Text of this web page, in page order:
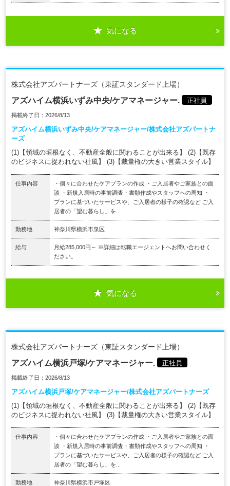
気になる
株式会社アズパートナーズ（東証スタンダード上場）
アズハイム横浜いずみ中央/ケアマネージャー. 正社員
掲載終了日：2026/8/13
アズハイム横浜いずみ中央/ケアマネージャー/株式会社アズパートナ
ーズ
(1)【領域の垣根なく、不動産全般に関わることが出来る】 (2)【既存
のビジネスに捉われない社風】 (3)【裁量権の大きい営業スタイル】
仕事内容
・個々に合わせたケアプランの作成 ・ご入居者やご家族との面
談 ・新規入居時の事前調査・書類作成やスタッフへの周知 ・
プランに基づいたサービスや、ご入居者の様子の確認など ご入
居者の「望む暮らし」を...
勤務地 神奈川県横浜市泉区
給与
月給285,000円～ ※詳細は転職エージェントへお問い合わせく
ださい。
気になる
株式会社アズパートナーズ（東証スタンダード上場）
アズハイム横浜戸塚/ケアマネージャー. 正社員
掲載終了日：2026/8/13
アズハイム横浜戸塚/ケアマネージャー/株式会社アズパートナーズ
(1)【領域の垣根なく、不動産全般に関わることが出来る】 (2)【既存
のビジネスに捉われない社風】 (3)【裁量権の大きい営業スタイル】
仕事内容
・個々に合わせたケアプランの作成 ・ご入居者やご家族との面
談 ・新規入居時の事前調査・書類作成やスタッフへの周知 ・
プランに基づいたサービスや、ご入居者の様子の確認など ご入
居者の「望む暮らし」を...
勤務地 神奈川県横浜市戸塚区